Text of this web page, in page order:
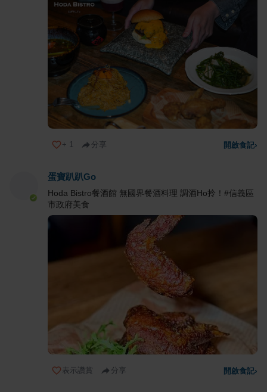
+ 1 分享 開啟食記›
蛋寶趴趴Go
Hoda Bistro餐酒館 無國界餐酒料理 調酒Ho拎！#信義區
市政府美食
表示讚賞 分享 開啟食記›